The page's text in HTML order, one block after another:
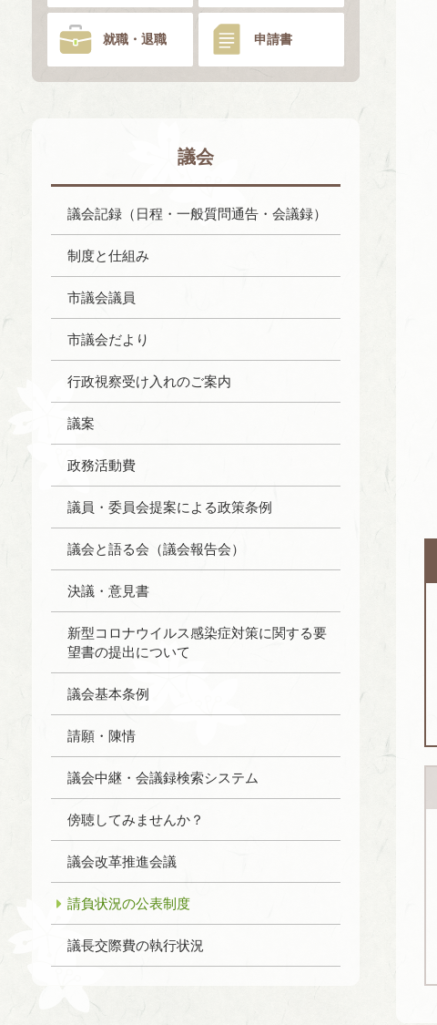
就職・退職 申請書
議会
議会記録（日程・一般質問通告・会議録）
制度と仕組み
市議会議員
市議会だより
行政視察受け入れのご案内
議案
政務活動費
議員・委員会提案による政策条例
議会と語る会（議会報告会）
決議・意見書
新型コロナウイルス感染症対策に関する要
望書の提出について
議会基本条例
請願・陳情
議会中継・会議録検索システム
傍聴してみませんか？
議会改革推進会議
請負状況の公表制度
議長交際費の執行状況